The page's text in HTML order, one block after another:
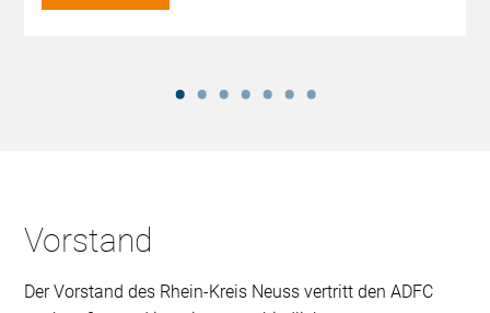
Vorstand
Der Vorstand des Rhein-Kreis Neuss vertritt den ADFC